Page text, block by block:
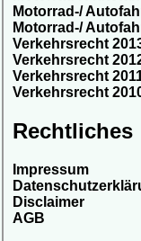
Motorrad-/
Motorrad-/
Verkehrsrecht
Verkehrsrecht
Verkehrsrecht
Verkehrsrecht
Rechtliches
Impressum
Disclaimer
AGB